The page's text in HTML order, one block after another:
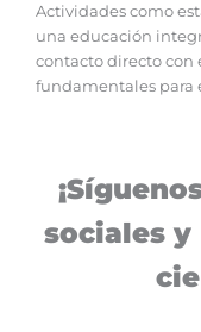
Actividades como
una educación
contacto directo con
fundamentales para
sociales y